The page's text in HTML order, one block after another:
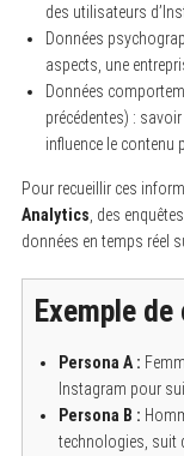
des utilisateurs
Données
aspects, une
Données
précédentes) :
influence le contenu
Pour recueillir ces
Analytics , des
données en temps réel
Exemple
Persona A :
Instagram pour
Persona B :
technologies, suit